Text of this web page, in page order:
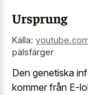
Ursprung
Källa:
pälsfärger
Den genetiska
kommer från E-